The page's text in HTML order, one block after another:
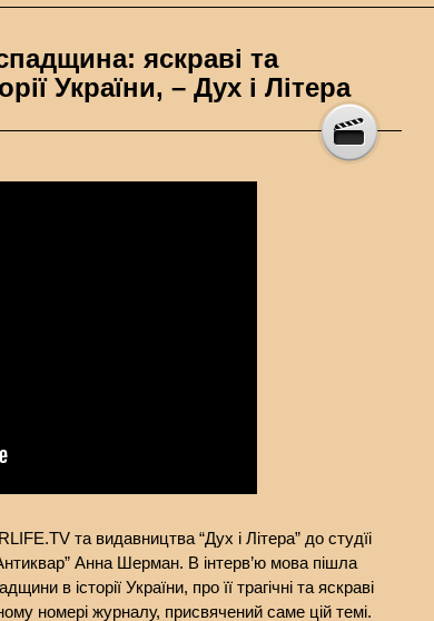
яскраві та
України, – Дух і Літера
та видавництва “Дух і Літера” до студїі
Анна Шерман. В інтерв’ю мова пішла
в історії України, про її трагічні та яскраві
номері журналу, присвячений саме цій темі.